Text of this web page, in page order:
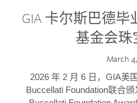
GIA 卡尔斯巴德
基金会珠
March
2026 年 2 月 6 日，GIA美
Buccellati Foundation联合